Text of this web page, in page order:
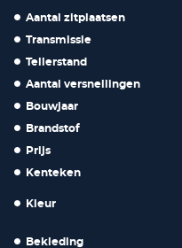
Aantal zitplaatsen
Transmissie
Tellerstand
Aantal versnellingen
Bouwjaar
Brandstof
Prijs
Kenteken
Kleur
Bekleding